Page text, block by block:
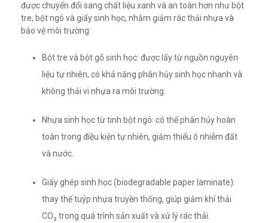
được chuyển đổi sang chất liệu xanh và an toàn hơn như bột
tre, bột ngô và giấy sinh học, nhằm giảm rác thải nhựa và
bảo vệ môi trường:
Bột tre và bột gỗ sinh học: được lấy từ nguồn nguyên
liệu tự nhiên, có khả năng phân hủy sinh học nhanh và
không thải vi nhựa ra môi trường.
Nhựa sinh học từ tinh bột ngô: có thể phân hủy hoàn
toàn trong điều kiện tự nhiên, giảm thiểu ô nhiễm đất
và nước.
Giấy ghép sinh học (biodegradable paper laminate):
thay thế tuýp nhựa truyền thống, giúp giảm khí thải
CO₂ trong quá trình sản xuất và xử lý rác thải.